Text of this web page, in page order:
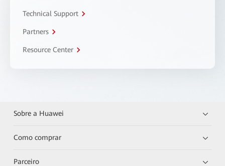
Technical Support
Partners
Resource Center
Sobre a Huawei
Como comprar
Parceiro